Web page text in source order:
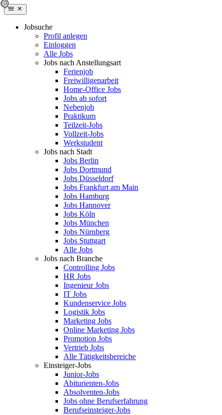
Jobsuche
Profil anlegen
Einloggen
Alle Jobs
Jobs nach Anstellungsart
Ferienjob
Freiwilligenarbeit
Home-Office Jobs
Jobs ab sofort
Nebenjob
Praktikum
Teilzeit-Jobs
Vollzeit-Jobs
Werkstudent
Jobs nach Stadt
Jobs Berlin
Jobs Dortmund
Jobs Düsseldorf
Jobs Frankfurt am Main
Jobs Hamburg
Jobs Hannover
Jobs Köln
Jobs München
Jobs Nürnberg
Jobs Stuttgart
Alle Jobs
Jobs nach Branche
Controlling Jobs
HR Jobs
Ingenieur Jobs
IT Jobs
Kundenservice Jobs
Logistik Jobs
Marketing Jobs
Online Marketing Jobs
Promotion Jobs
Vertrieb Jobs
Alle Tätigkeitsbereiche
Einsteiger-Jobs
Junior-Jobs
Abiturienten-Jobs
Absolventen-Jobs
Jobs ohne Berufserfahrung
Berufseinsteiger-Jobs